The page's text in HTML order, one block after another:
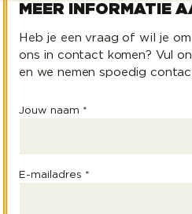
MEER INFORMATIE
Heb je een vraag of wil je
ons in contact komen? Vul
en we nemen spoedig
Jouw naam *
E-mailadres *